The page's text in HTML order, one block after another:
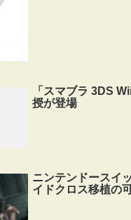
「スマブラ 3DS
授が登場
ニンテンドースイ
イドクロス移植の